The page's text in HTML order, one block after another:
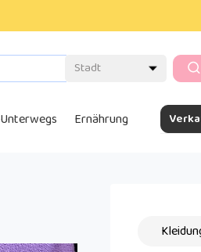
Unterwegs Ernährung